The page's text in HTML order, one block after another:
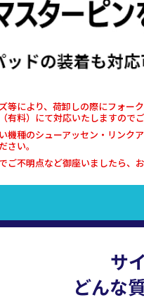
等により、荷卸しの際にフォー
有料）にて対応いたしますのでご
機種のシューアッセン・リンク
さい。
ご不明点など御座いましたら、
サ
どんな